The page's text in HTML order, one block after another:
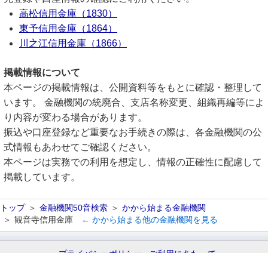
高松信用金庫（1830）
東予信用金庫（1864）
川之江信用金庫（1866）
掲載情報について
本ページの掲載情報は、公開資料等をもとに確認・整理して
います。 金融機関の統廃合、支店名称変更、組織再編等によ
り内容が変わる場合があります。
振込や口座登録など重要なお手続きの際は、各金融機関の公
式情報もあわせてご確認ください。
本ページは実務での利用を想定し、情報の正確性に配慮して
掲載しています。
トップ 金融機関50音検索
かから始まる金融機関
観音寺信用金庫
← かから始まる他の金融機関を見る